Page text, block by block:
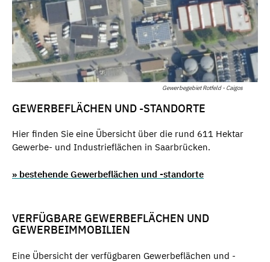
Gewerbegebiet Rotfeld - Caigos
GEWERBEFLÄCHEN UND -STANDORTE
Hier finden Sie eine Übersicht über die rund 611 Hektar
Gewerbe- und Industrieflächen in Saarbrücken.
» bestehende Gewerbeflächen und -standorte
VERFÜGBARE GEWERBEFLÄCHEN UND
GEWERBEIMMOBILIEN
Eine Übersicht der verfügbaren Gewerbeflächen und -